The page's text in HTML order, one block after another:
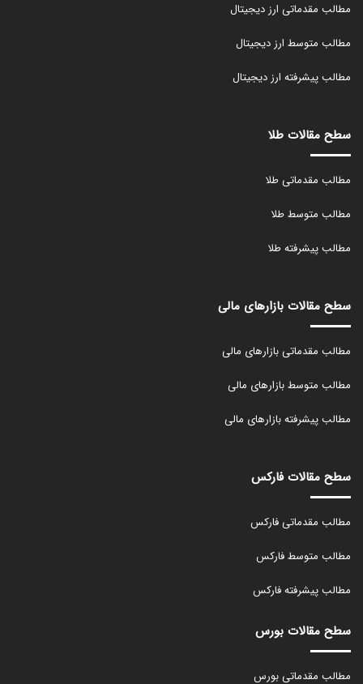
مطالب مقدماتی ارز دیجیتال
مطالب متوسط ارز دیجیتال
مطالب پیشرفته ارز دیجیتال
سطح مقالات طلا
مطالب مقدماتی طلا
مطالب متوسط طلا
مطالب پیشرفته طلا
سطح مقالات بازارهای مالی
مطالب مقدماتی بازارهای مالی
مطالب متوسط بازارهای مالی
مطالب پیشرفته بازارهای مالی
سطح مقالات فارکس
مطالب مقدماتی فارکس
مطالب متوسط فارکس
مطالب پیشرفته فارکس
سطح مقالات بورس
مطالب مقدماتی بورس